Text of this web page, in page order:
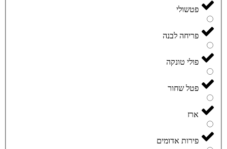
פטשולי
פריחה לבנה
פולי טונקה
פטל שחור
ארז
פירות אדומים